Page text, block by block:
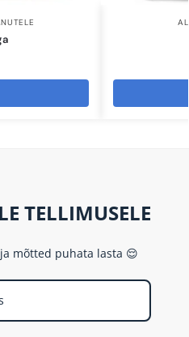
TELLIMUSELE
mõtted puhata lasta 😌